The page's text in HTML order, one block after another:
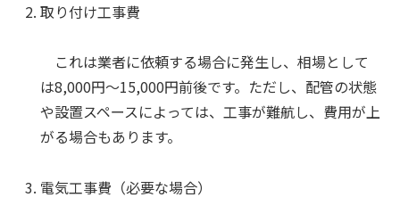
取り付け工事費
これは業者に依頼する場合に発生し、相場として
は8,000円〜15,000円前後です。ただし、配管の状態
や設置スペースによっては、工事が難航し、費用が上
がる場合もあります。
電気工事費（必要な場合）